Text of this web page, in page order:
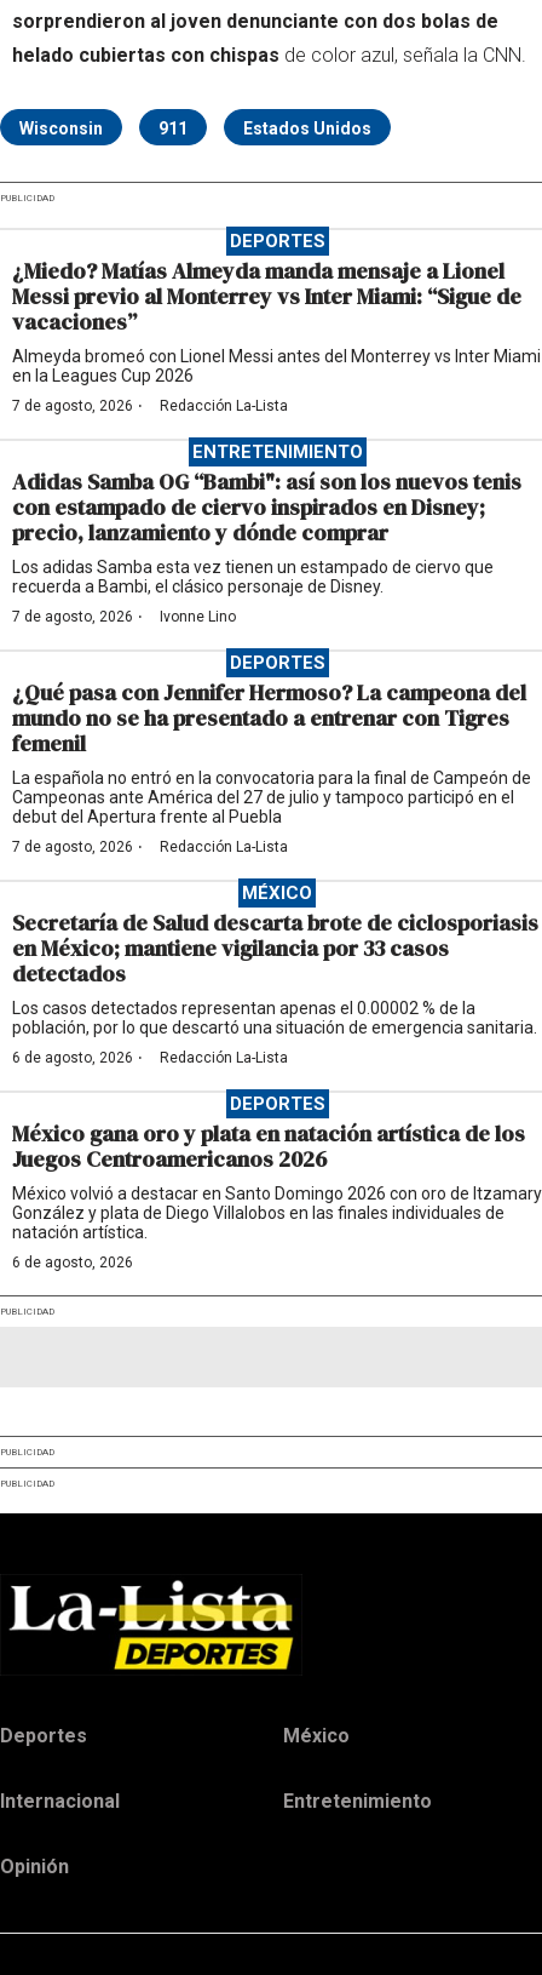
sorprendieron al joven denunciante con dos bolas de
helado cubiertas con chispas de color azul, señala la CNN.
Wisconsin 911 Estados Unidos
PUBLICIDAD
DEPORTES
¿Miedo? Matías Almeyda manda mensaje a Lionel
Messi previo al Monterrey vs Inter Miami: “Sigue de
vacaciones”
Almeyda bromeó con Lionel Messi antes del Monterrey vs Inter Miami
en la Leagues Cup 2026
7 de agosto, 2026 · Redacción La-Lista
ENTRETENIMIENTO
Adidas Samba OG “Bambi": así son los nuevos tenis
con estampado de ciervo inspirados en Disney;
precio, lanzamiento y dónde comprar
Los adidas Samba esta vez tienen un estampado de ciervo que
recuerda a Bambi, el clásico personaje de Disney.
7 de agosto, 2026 · Ivonne Lino
DEPORTES
¿Qué pasa con Jennifer Hermoso? La campeona del
mundo no se ha presentado a entrenar con Tigres
femenil
La española no entró en la convocatoria para la final de Campeón de
Campeonas ante América del 27 de julio y tampoco participó en el
debut del Apertura frente al Puebla
7 de agosto, 2026 · Redacción La-Lista
MÉXICO
Secretaría de Salud descarta brote de ciclosporiasis
en México; mantiene vigilancia por 33 casos
detectados
Los casos detectados representan apenas el 0.00002 % de la
población, por lo que descartó una situación de emergencia sanitaria.
6 de agosto, 2026 · Redacción La-Lista
DEPORTES
México gana oro y plata en natación artística de los
Juegos Centroamericanos 2026
México volvió a destacar en Santo Domingo 2026 con oro de Itzamary
González y plata de Diego Villalobos en las finales individuales de
natación artística.
6 de agosto, 2026
PUBLICIDAD
PUBLICIDAD
PUBLICIDAD
Deportes México
Internacional Entretenimiento
Opinión